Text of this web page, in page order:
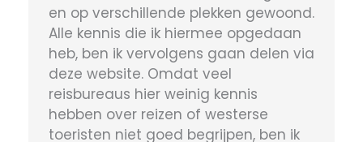
en op verschillende plekken gewoond.
Alle kennis die ik hiermee opgedaan
heb, ben ik vervolgens gaan delen via
deze website. Omdat veel
reisbureaus hier weinig kennis
hebben over reizen of westerse
toeristen niet goed begrijpen, ben ik